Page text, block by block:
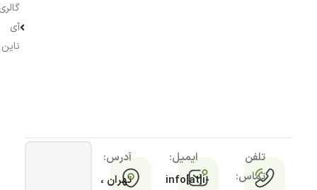
آی
ناین
تلفن
تماس:
ایمیل:
info[at]i-
آدرس:
تهران ،